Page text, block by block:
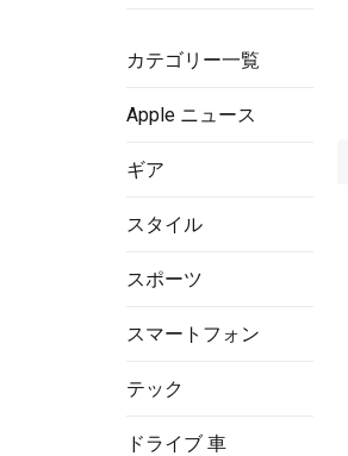
カテゴリー一覧
Apple ニュース
ギア
スタイル
スポーツ
スマートフォン
テック
ドライブ 車